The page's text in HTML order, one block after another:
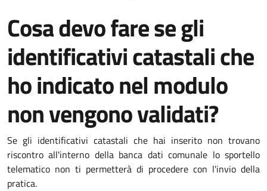
Cosa devo fare se gli
identificativi catastali che
ho indicato nel modulo
non vengono validati?
Se gli identificativi catastali che hai inserito non trovano
riscontro all'interno della banca dati comunale lo sportello
telematico non ti permetterà di procedere con l'invio della
pratica.